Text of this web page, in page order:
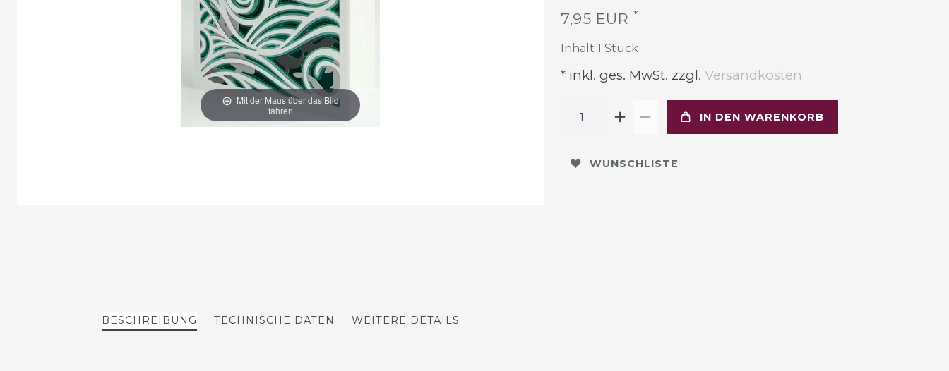
Mit der Maus über das Bild
fahren
7,95 EUR *
Inhalt 1 Stück
* inkl. ges. MwSt. zzgl. Versandkosten
IN DEN WARENKORB
WUNSCHLISTE
BESCHREIBUNG TECHNISCHE DATEN WEITERE DETAILS